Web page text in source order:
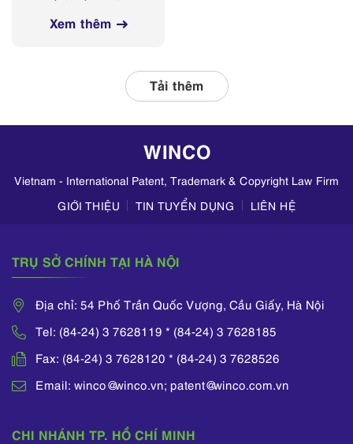
mạng xã hội
tỉnh, thành phố
liên quan, tập
trung kiểm tra
Xem thêm
Tải thêm
WINCO
Vietnam - International Patent, Trademark & Copyright Law Firm
GIỚI THIỆU
TIN TUYỂN DỤNG LIÊN HỆ
TRỤ SỞ CHÍNH TẠI HÀ NỘI
Địa chỉ: 54 Phố Trần Quốc Vượng, Cầu Giấy, Hà Nội
Tel: (84-24) 3 7628119 * (84-24) 3 7628185
Fax: (84-24) 3 7628120 * (84-24) 3 7628526
Email: winco@winco.vn; patent@winco.com.vn
CHI NHÁNH TP. HỒ CHÍ MINH